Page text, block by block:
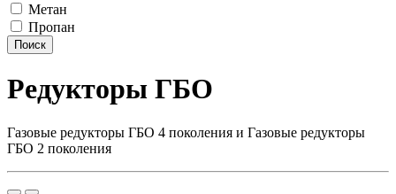
Метан
Пропан
Поиск
Редукторы ГБО
Газовые редукторы ГБО 4 поколения и Газовые редукторы
ГБО 2 поколения